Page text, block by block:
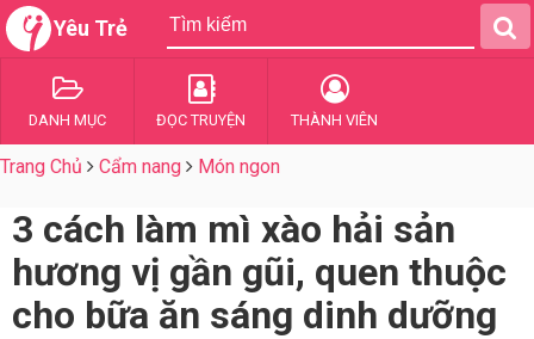
Yêu Trẻ
DANH MỤC ĐỌC TRUYỆN THÀNH VIÊN
Trang Chủ Cẩm nang Món ngon
3 cách làm mì xào hải sản
hương vị gần gũi, quen thuộc
cho bữa ăn sáng dinh dưỡng